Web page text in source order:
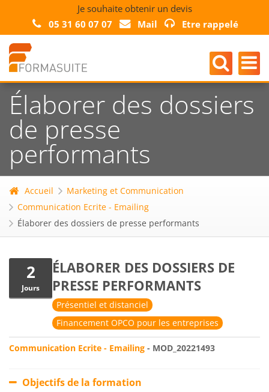
Je souhaite obtenir un devis
05 31 60 07 07
Mail Etre rappelé
Élaborer des dossiers
de presse
performants
Accueil
Marketing et Communication
Communication Ecrite - Emailing
Élaborer des dossiers de presse performants
2
Jours
ÉLABORER DES DOSSIERS DE
PRESSE PERFORMANTS
Présentiel et distanciel
Financement OPCO pour les entreprises
Communication Ecrite - Emailing - MOD_20221493
Objectifs de la formation